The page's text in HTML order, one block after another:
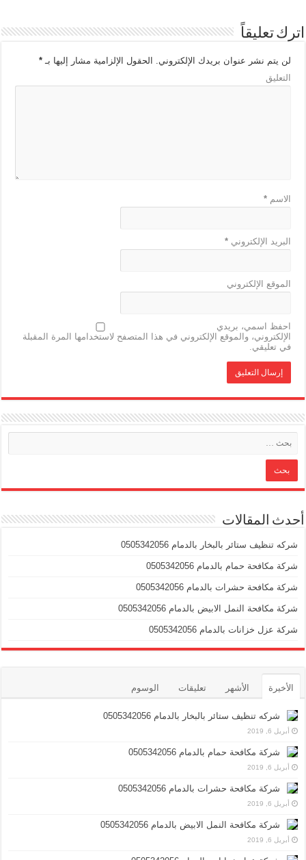
اترك تعليقاً
لن يتم نشر عنوان بريدك الإلكتروني. الحقول الإلزامية مشار إليها بـ*
التعليق
الاسم*
البريد الإلكتروني*
الموقع الإلكتروني
احفظ اسمي، بريدي
الإلكتروني، والموقع الإلكتروني في هذا المتصفح لاستخدامها المرة المقبلة
في تعليقي.
أحدث المقالات
شركه تنظيف ستائر بالبخار بالدمام 0505342056
شركة مكافحة حمام بالدمام 0505342056
شركة مكافحة حشرات بالدمام 0505342056
شركة مكافحة النمل الابيض بالدمام 0505342056
شركة عزل خزانات بالدمام 0505342056
الأخيرة الأشهر تعليقات الوسوم
شركه تنظيف ستائر بالبخار بالدمام 0505342056
أبريل 6, 2019
شركة مكافحة حمام بالدمام 0505342056
أبريل 6, 2019
شركة مكافحة حشرات بالدمام 0505342056
أبريل 6, 2019
شركة مكافحة النمل الابيض بالدمام 0505342056
أبريل 6, 2019